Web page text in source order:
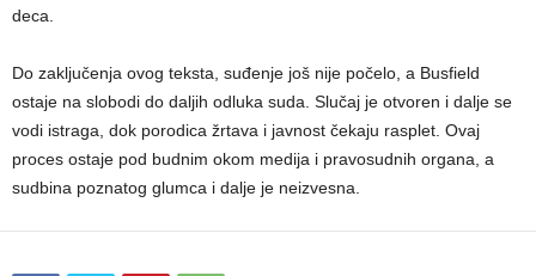
deca.
Do zaključenja ovog teksta, suđenje još nije počelo, a Busfield
ostaje na slobodi do daljih odluka suda. Slučaj je otvoren i dalje se
vodi istraga, dok porodica žrtava i javnost čekaju rasplet. Ovaj
proces ostaje pod budnim okom medija i pravosudnih organa, a
sudbina poznatog glumca i dalje je neizvesna.